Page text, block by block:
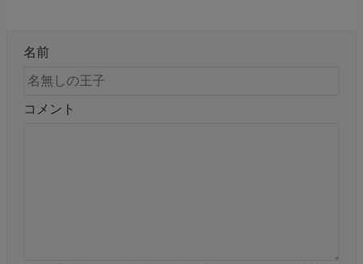
名前
コメント